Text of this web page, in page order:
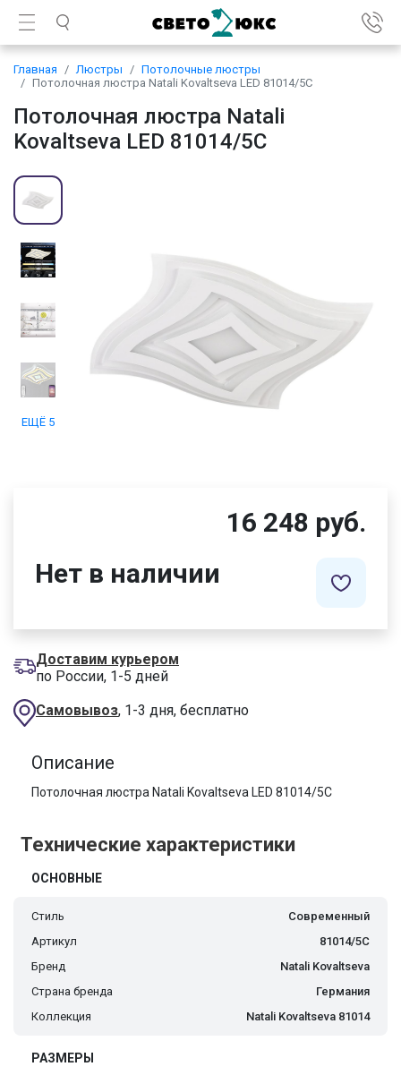
Главная Люстры
Потолочные люстры
Потолочная люстра Natali Kovaltseva LED 81014/5C
Потолочная люстра Natali
Kovaltseva LED 81014/5C
ЕЩЁ 5
16 248 руб.
Нет в наличии
Доставим курьером
по России, 1-5 дней
Самовывоз, 1-3 дня, бесплатно
Описание
Потолочная люстра Natali Kovaltseva LED 81014/5C
Технические характеристики
ОСНОВНЫЕ
Стиль
Современный
Артикул
81014/5C
Бренд
Natali Kovaltseva
Страна бренда
Германия
Коллекция
Natali Kovaltseva 81014
РАЗМЕРЫ